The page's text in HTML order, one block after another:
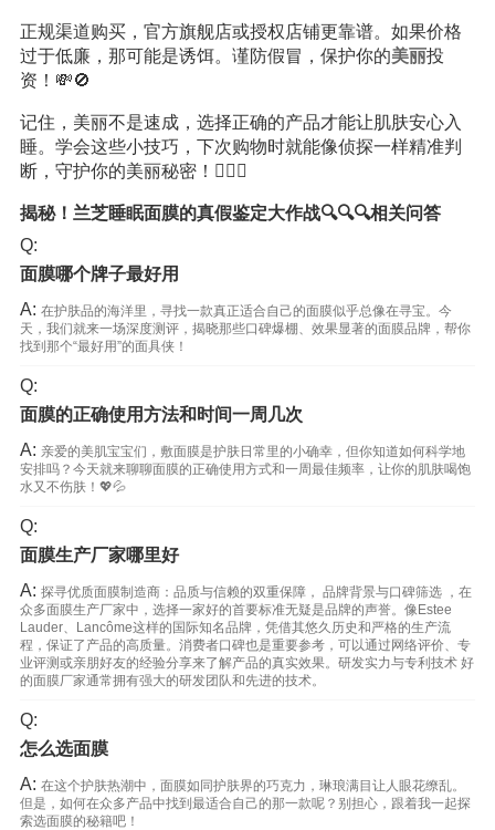
正规渠道购买，官方旗舰店或授权店铺更靠谱。如果价格
过于低廉，那可能是诱饵。谨防假冒，保护你的美丽投
资！💸🚫
记住，美丽不是速成，选择正确的产品才能让肌肤安心入
睡。学会这些小技巧，下次购物时就能像侦探一样精准判
断，守护你的美丽秘密！🕵️‍♀️🌙
揭秘！兰芝睡眠面膜的真假鉴定大作战🔍🔍🔍相关问答
Q:
面膜哪个牌子最好用
A: 在护肤品的海洋里，寻找一款真正适合自己的面膜似乎总像在寻宝。今
天，我们就来一场深度测评，揭晓那些口碑爆棚、效果显著的面膜品牌，帮你
找到那个“最好用”的面具侠！
Q:
面膜的正确使用方法和时间一周几次
A: 亲爱的美肌宝宝们，敷面膜是护肤日常里的小确幸，但你知道如何科学地
安排吗？今天就来聊聊面膜的正确使用方式和一周最佳频率，让你的肌肤喝饱
水又不伤肤！💖💦
Q:
面膜生产厂家哪里好
A: 探寻优质面膜制造商：品质与信赖的双重保障， 品牌背景与口碑筛选 ，在
众多面膜生产厂家中，选择一家好的首要标准无疑是品牌的声誉。像Estee
Lauder、Lancôme这样的国际知名品牌，凭借其悠久历史和严格的生产流
程，保证了产品的高质量。消费者口碑也是重要参考，可以通过网络评价、专
业评测或亲朋好友的经验分享来了解产品的真实效果。研发实力与专利技术 好
的面膜厂家通常拥有强大的研发团队和先进的技术。
Q:
怎么选面膜
A: 在这个护肤热潮中，面膜如同护肤界的巧克力，琳琅满目让人眼花缭乱。
但是，如何在众多产品中找到最适合自己的那一款呢？别担心，跟着我一起探
索选面膜的秘籍吧！